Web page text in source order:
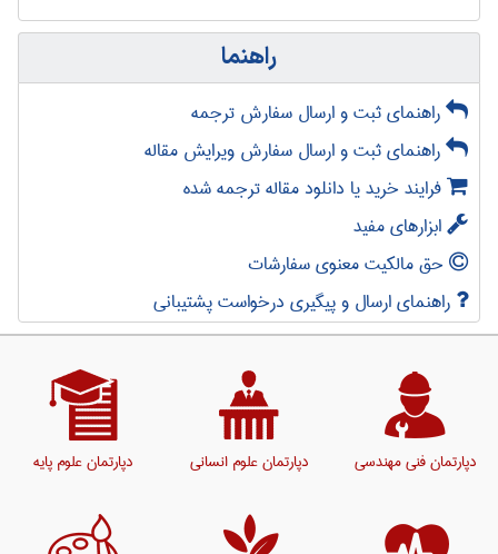
راهنما
راهنمای ثبت و ارسال سفارش ترجمه
راهنمای ثبت و ارسال سفارش ویرایش مقاله
فرایند خرید یا دانلود مقاله ترجمه شده
ابزارهای مفید
حق مالکیت معنوی سفارشات
راهنمای ارسال و پیگیری درخواست پشتیبانی
دپارتمان فنی مهندسی دپارتمان علوم انسانی دپارتمان علوم پایه